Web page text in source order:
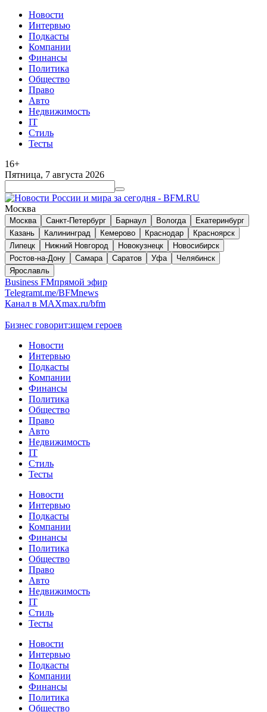
Новости
Интервью
Подкасты
Компании
Финансы
Политика
Общество
Право
Авто
Недвижимость
IT
Стиль
Тесты
16+
Пятница, 7 августа 2026
Москва
Москва Санкт-Петербург Барнаул Вологда
Екатеринбург
Казань
Калининград Кемерово Краснодар
Красноярск
Липецк
Нижний Новгород Новокузнецк
Новосибирск
Ростов-на-Дону
Самара Саратов Уфа
Челябинск
Ярославль
Business FMпрямой эфир
Telegramt.me/BFMnews
Канал в MAXmax.ru/bfm
Бизнес говорит:ищем героев
Новости
Интервью
Подкасты
Компании
Финансы
Политика
Общество
Право
Авто
Недвижимость
IT
Стиль
Тесты
Новости
Интервью
Подкасты
Компании
Финансы
Политика
Общество
Право
Авто
Недвижимость
IT
Стиль
Тесты
Новости
Интервью
Подкасты
Компании
Финансы
Политика
Общество